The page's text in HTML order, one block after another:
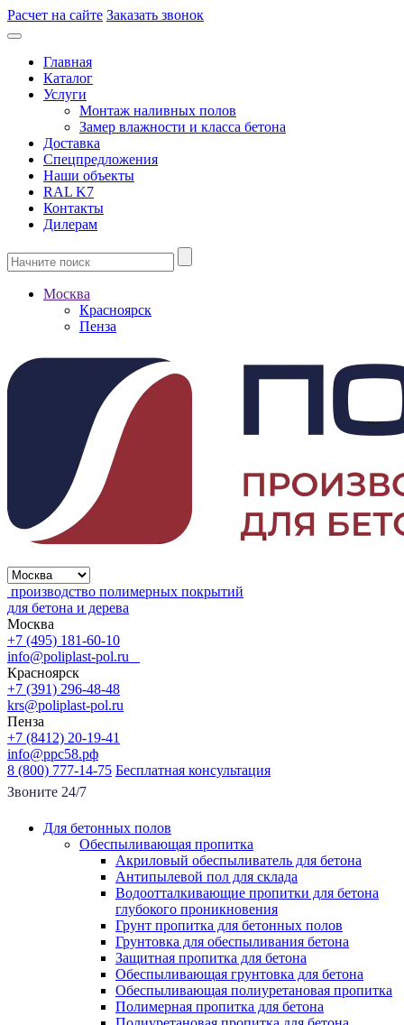
Расчет на сайте Заказать звонок
Главная
Каталог
Услуги
Монтаж наливных полов
Замер влажности и класса бетона
Доставка
Спецпредложения
Наши объекты
RAL K7
Контакты
Дилерам
Москва
Красноярск
Пенза
производство полимерных покрытий
для бетона и дерева
Москва
+7 (495) 181-60-10
info@poliplast-pol.ru
Красноярск
+7 (391) 296-48-48
krs@poliplast-pol.ru
Пенза
+7 (8412) 20-19-41
info@ррс58.рф
8 (800) 777-14-75 Бесплатная консультация
Звоните 24/7
Для бетонных полов
Обеспыливающая пропитка
Акриловый обеспыливатель для бетона
Антипылевой пол для склада
Водоотталкивающие пропитки для бетона
глубокого проникновения
Грунт пропитка для бетонных полов
Грунтовка для обеспыливания бетона
Защитная пропитка для бетона
Обеспыливающая грунтовка для бетона
Обеспыливающая полиуретановая пропитка
Полимерная пропитка для бетона